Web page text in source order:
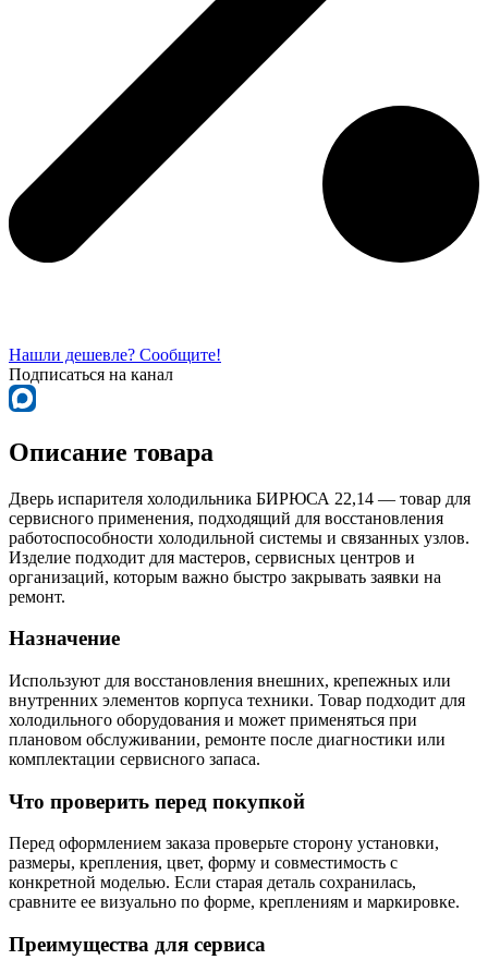
Нашли дешевле? Сообщите!
Подписаться на канал
Описание товара
Дверь испарителя холодильника БИРЮСА 22,14 — товар для
сервисного применения, подходящий для восстановления
работоспособности холодильной системы и связанных узлов.
Изделие подходит для мастеров, сервисных центров и
организаций, которым важно быстро закрывать заявки на
ремонт.
Назначение
Используют для восстановления внешних, крепежных или
внутренних элементов корпуса техники. Товар подходит для
холодильного оборудования и может применяться при
плановом обслуживании, ремонте после диагностики или
комплектации сервисного запаса.
Что проверить перед покупкой
Перед оформлением заказа проверьте сторону установки,
размеры, крепления, цвет, форму и совместимость с
конкретной моделью. Если старая деталь сохранилась,
сравните ее визуально по форме, креплениям и маркировке.
Преимущества для сервиса